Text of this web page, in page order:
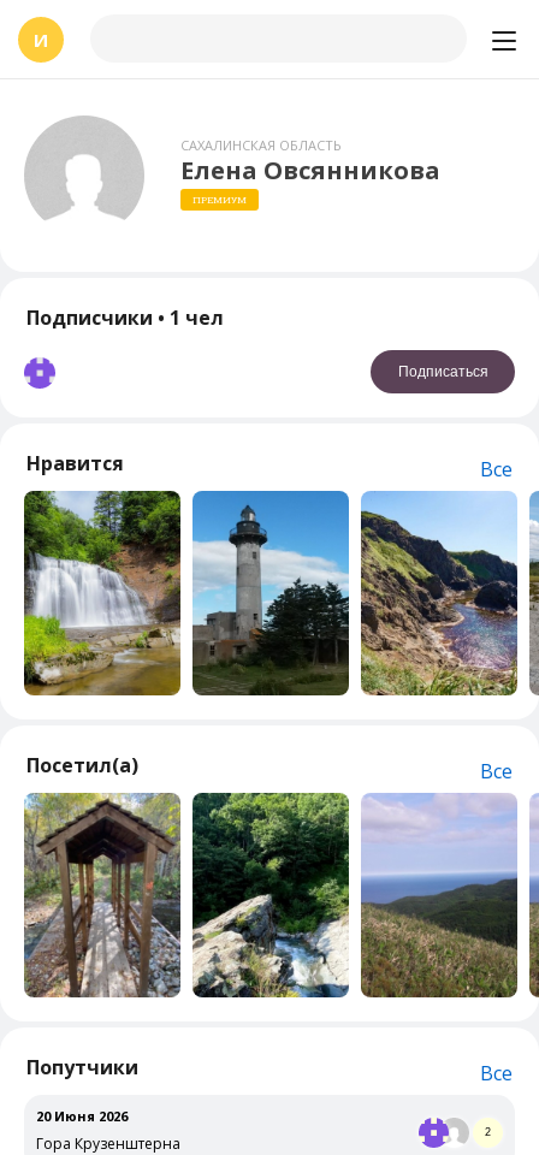
И
САХАЛИНСКАЯ ОБЛАСТЬ
Елена Овсянникова
ПРЕМИУМ
Подписчики • 1 чел
Подписаться
Нравится Все
Посетил(а) Все
Попутчики Все
20 Июня 2026
Гора Крузенштерна
2